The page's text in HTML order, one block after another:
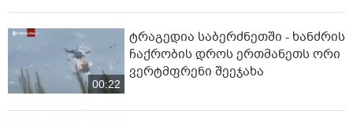
00:22
ტრაგედია საბერძნეთში - ხანძრის
ჩაქრობის დროს ერთმანეთს ორი
ვერტმფრენი შეეჯახა